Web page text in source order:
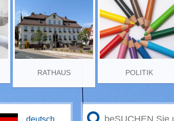
RATHAUS POLITIK